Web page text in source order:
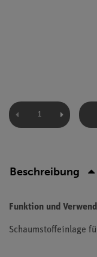
Beschreibung
Funktion und
Schaumstoffeinlage